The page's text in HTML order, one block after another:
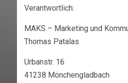
Verantwortlich:
MAKS – Marketing und
Thomas Patalas
Urbanstr. 16
41238 Mönchengladbach